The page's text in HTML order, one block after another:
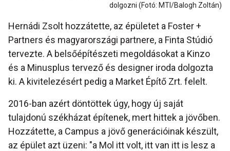
dolgozni (Fotó: MTI/Balogh Zoltán)
Hernádi Zsolt hozzátette, az épületet a Foster +
Partners és magyarországi partnere, a Finta Stúdió
tervezte. A belsőépítészeti megoldásokat a Kinzo
és a Minusplus tervező és designer iroda dolgozta
ki. A kivitelezésért pedig a Market Építő Zrt. felelt.
2016-ban azért döntöttek úgy, hogy új saját
tulajdonú székházat építenek, mert hittek a jövőben.
Hozzátette, a Campus a jövő generációinak készült,
az épület azt üzeni: "a Mol itt volt, itt van itt is lesz a